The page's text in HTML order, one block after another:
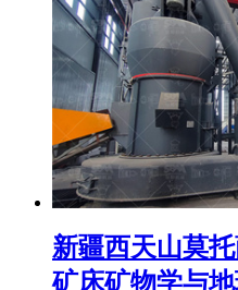
新疆西天山莫
矿床矿物学与